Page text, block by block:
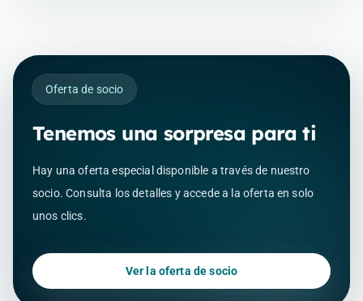
Oferta de socio
Tenemos una sorpresa para ti
Hay una oferta especial disponible a través de nuestro
socio. Consulta los detalles y accede a la oferta en solo
unos clics.
Ver la oferta de socio